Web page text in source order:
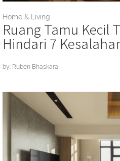
Home & Living
Ruang Tamu Kecil
Hindari 7
by: Ruben Bhaskara